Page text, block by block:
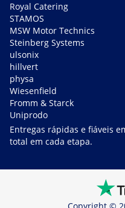
Royal Catering
STAMOS
MSW Motor Technics
Steinberg Systems
ulsonix
hillvert
physa
Wiesenfield
Fromm & Starck
Uniprodo
Entregas rápidas e fiáveis
total em cada etapa.